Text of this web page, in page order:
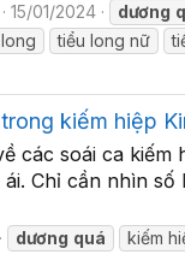
15/01/2024 dương
tiểu long nữ
kiếm hiệp
các soái ca
Chỉ cần nhìn
dương quá kiếm